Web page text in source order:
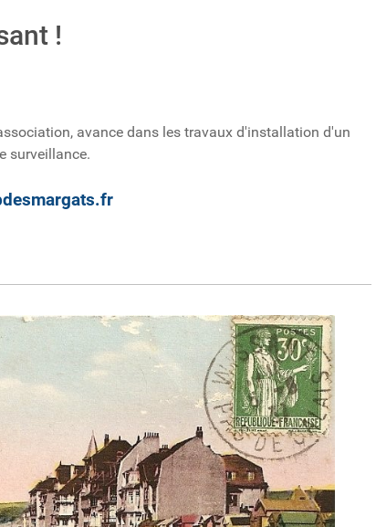
!
avance dans les travaux d'installation d'un
surveillance.